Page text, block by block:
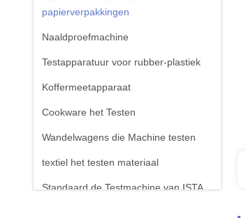
papierverpakkingen
Naaldproefmachine
Testapparatuur voor rubber-plastiek
Koffermeetapparaat
Cookware het Testen
Wandelwagens die Machine testen
textiel het testen materiaal
Standaard de Testmachine van ISTA